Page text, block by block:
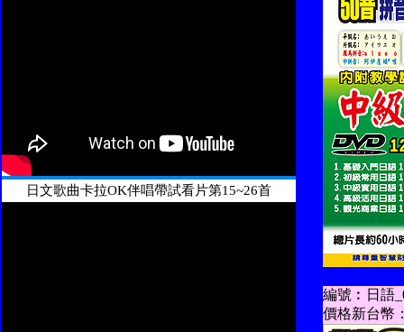
日文歌曲卡拉OK伴唱帶試看片第15~26首
編號︰日語
價格新台幣